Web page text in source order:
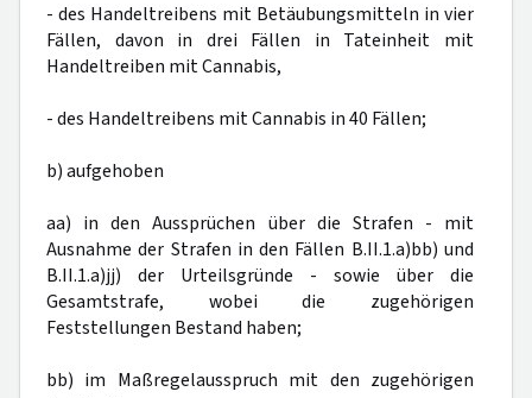
- des Handeltreibens mit Betäubungsmitteln in vier
Fällen, davon in drei Fällen in Tateinheit mit
Handeltreiben mit Cannabis,
- des Handeltreibens mit Cannabis in 40 Fällen;
b) aufgehoben
aa) in den Aussprüchen über die Strafen - mit
Ausnahme der Strafen in den Fällen B.II.1.a)bb) und
B.II.1.a)jj) der Urteilsgründe - sowie über die
Gesamtstrafe, wobei die zugehörigen
Feststellungen Bestand haben;
bb) im Maßregelausspruch mit den zugehörigen